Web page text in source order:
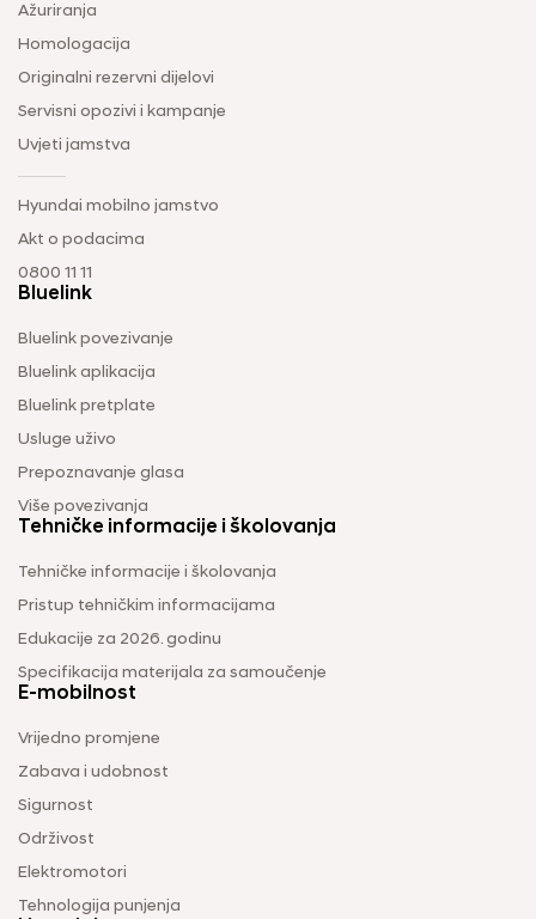
Ažuriranja
Homologacija
Originalni rezervni dijelovi
Servisni opozivi i kampanje
Uvjeti jamstva
Hyundai mobilno jamstvo
Akt o podacima
0800 11 11
Bluelink
Bluelink povezivanje
Bluelink aplikacija
Bluelink pretplate
Usluge uživo
Prepoznavanje glasa
Više povezivanja
Tehničke informacije i školovanja
Tehničke informacije i školovanja
Pristup tehničkim informacijama
Edukacije za 2026. godinu
Specifikacija materijala za samoučenje
E-mobilnost
Vrijedno promjene
Zabava i udobnost
Sigurnost
Održivost
Elektromotori
Tehnologija punjenja